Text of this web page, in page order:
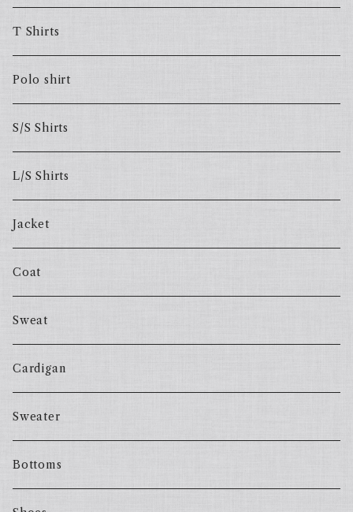
T Shirts
Polo shirt
S/S Shirts
L/S Shirts
Jacket
Coat
Sweat
Cardigan
Sweater
Bottoms